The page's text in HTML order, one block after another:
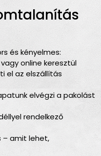
és kényelmes:
online keresztül
el az elszállítás
elvégzi a pakolást
rendelkező
– amit lehet,